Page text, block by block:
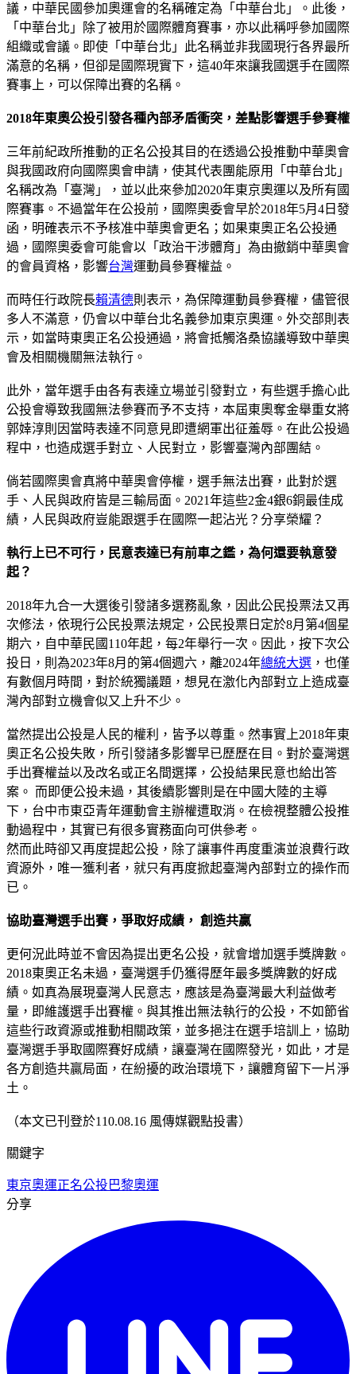
議，中華民國參加奧運會的名稱確定為「中華台北」。此後，
「中華台北」除了被用於國際體育賽事，亦以此稱呼參加國際
組織或會議。即使「中華台北」此名稱並非我國現行各界最所
滿意的名稱，但卻是國際現實下，這40年來讓我國選手在國際
賽事上，可以保障出賽的名稱。
2018年東奧公投引發各種內部矛盾衝突，差點影響選手參賽權
三年前紀政所推動的正名公投其目的在透過公投推動中華奧會
與我國政府向國際奧會申請，使其代表團能原用「中華台北」
名稱改為「臺灣」，並以此來參加2020年東京奧運以及所有國
際賽事。不過當年在公投前，國際奧委會早於2018年5月4日發
函，明確表示不予核准中華奧會更名；如果東奧正名公投通
過，國際奧委會可能會以「政治干涉體育」為由撤銷中華奧會
的會員資格，影響台灣運動員參賽權益。
而時任行政院長賴清德則表示，為保障運動員參賽權，儘管很
多人不滿意，仍會以中華台北名義參加東京奧運。外交部則表
示，如當時東奧正名公投通過，將會抵觸洛桑協議導致中華奧
會及相關機關無法執行。
此外，當年選手由各有表達立場並引發對立，有些選手擔心此
公投會導致我國無法參賽而予不支持，本屆東奧奪金舉重女將
郭婞淳則因當時表達不同意見即遭網軍出征羞辱。在此公投過
程中，也造成選手對立、人民對立，影響臺灣內部團結。
倘若國際奧會真將中華奧會停權，選手無法出賽，此對於選
手、人民與政府皆是三輸局面。2021年這些2金4銀6銅最佳成
績，人民與政府豈能跟選手在國際一起沾光？分享榮耀？
執行上已不可行，民意表達已有前車之鑑，為何還要執意發
起？
2018年九合一大選後引發諸多選務亂象，因此公民投票法又再
次修法，依現行公民投票法規定，公民投票日定於8月第4個星
期六，自中華民國110年起，每2年舉行一次。因此，按下次公
投日，則為2023年8月的第4個週六，離2024年總統大選 ，也僅
有數個月時間，對於統獨議題，想見在激化內部對立上造成臺
灣內部對立機會似又上升不少。
當然提出公投是人民的權利，皆予以尊重。然事實上2018年東
奧正名公投失敗，所引發諸多影響早已歷歷在目。對於臺灣選
手出賽權益以及改名或正名間選擇，公投結果民意也給出答
案。 而即便公投未過，其後續影響則是在中國大陸的主導
下，台中市東亞青年運動會主辦權遭取消。在檢視整體公投推
動過程中，其實已有很多實務面向可供參考。
然而此時卻又再度提起公投，除了讓事件再度重演並浪費行政
資源外，唯一獲利者，就只有再度掀起臺灣內部對立的操作而
已。
協助臺灣選手出賽，爭取好成績， 創造共贏
更何況此時並不會因為提出更名公投，就會增加選手獎牌數。
2018東奧正名未過，臺灣選手仍獲得歷年最多獎牌數的好成
績。如真為展現臺灣人民意志，應該是為臺灣最大利益做考
量，即維護選手出賽權。與其推出無法執行的公投，不如節省
這些行政資源或推動相關政策，並多挹注在選手培訓上，協助
臺灣選手爭取國際賽好成績，讓臺灣在國際發光，如此，才是
各方創造共贏局面，在紛擾的政治環境下，讓體育留下一片淨
土。
（本文已刊登於110.08.16 風傳媒觀點投書）
關鍵字
東京奧運正名公投 巴黎奧運
分享